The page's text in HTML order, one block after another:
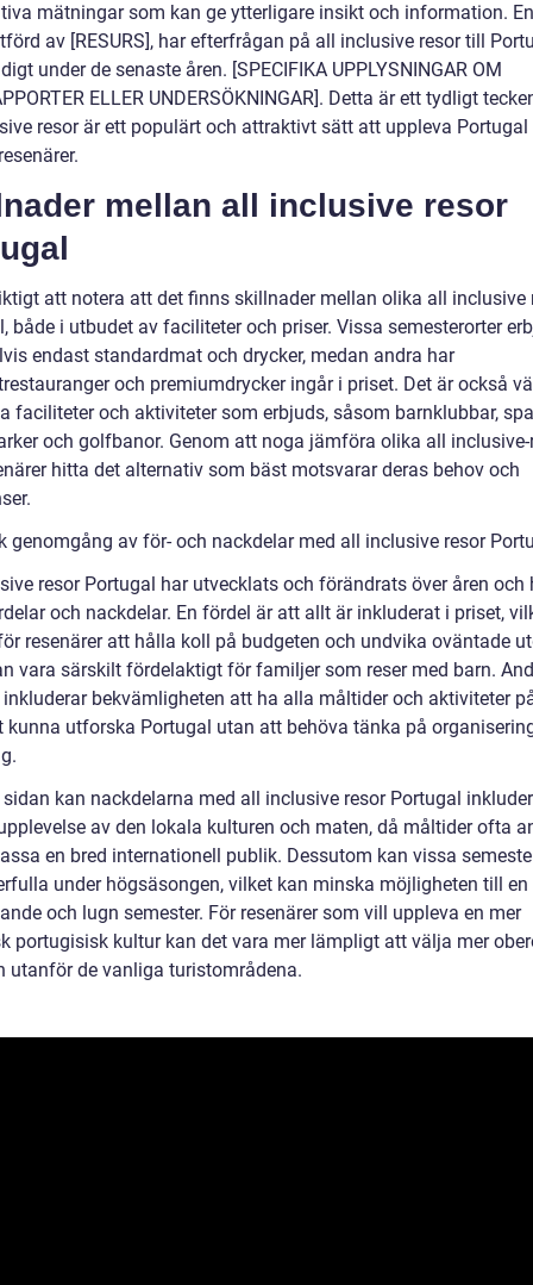
mätningar som kan ge ytterligare insikt och information.
av [RESURS], har efterfrågan på all inclusive resor till
under de senaste åren. [SPECIFIKA UPPLYSNINGAR OM
ELLER UNDERSÖKNINGAR]. Detta är ett tydligt
resor är ett populärt och attraktivt sätt att uppleva
mellan all inclusive resor
att notera att det finns skillnader mellan olika all inclusive
både i utbudet av faciliteter och priser. Vissa semesterorter
endast standardmat och drycker, medan andra har
och premiumdrycker ingår i priset. Det är också
faciliteter och aktiviteter som erbjuds, såsom barnklubbar,
och golfbanor. Genom att noga jämföra olika all inclusive-
hitta det alternativ som bäst motsvarar deras behov och
genomgång av för- och nackdelar med all inclusive resor
resor Portugal har utvecklats och förändrats över åren och
och nackdelar. En fördel är att allt är inkluderat i priset,
resenärer att hålla koll på budgeten och undvika oväntade
vara särskilt fördelaktigt för familjer som reser med barn.
bekvämligheten att ha alla måltider och aktiviteter
kunna utforska Portugal utan att behöva tänka på
kan nackdelarna med all inclusive resor Portugal
av den lokala kulturen och maten, då måltider ofta
en bred internationell publik. Dessutom kan vissa
under högsäsongen, vilket kan minska möjligheten till en
och lugn semester. För resenärer som vill uppleva en mer
portugisisk kultur kan det vara mer lämpligt att välja mer
utanför de vanliga turistområdena.